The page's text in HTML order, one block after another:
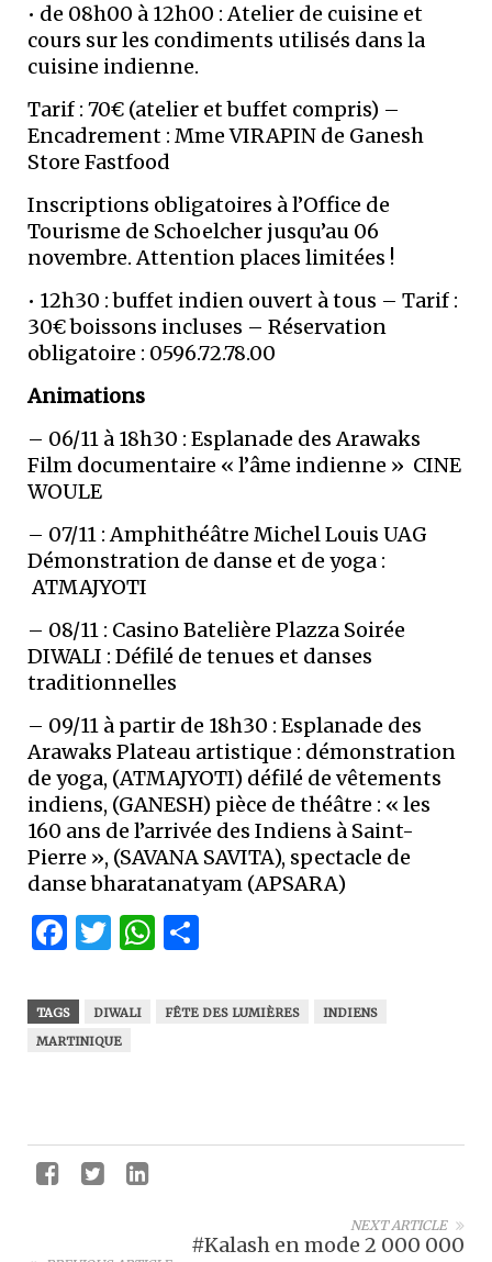
• de 08h00 à 12h00 : Atelier de cuisine et
cours sur les condiments utilisés dans la
cuisine indienne.
Tarif : 70€ (atelier et buffet compris) –
Encadrement : Mme VIRAPIN de Ganesh
Store Fastfood
Inscriptions obligatoires à l’Office de
Tourisme de Schoelcher jusqu’au 06
novembre. Attention places limitées !
• 12h30 : buffet indien ouvert à tous – Tarif :
30€ boissons incluses – Réservation
obligatoire : 0596.72.78.00
Animations
– 06/11 à 18h30 : Esplanade des Arawaks
Film documentaire « l’âme indienne » CINE
WOULE
– 07/11 : Amphithéâtre Michel Louis UAG
Démonstration de danse et de yoga :
ATMAJYOTI
– 08/11 : Casino Batelière Plazza Soirée
DIWALI : Défilé de tenues et danses
traditionnelles
– 09/11 à partir de 18h30 : Esplanade des
Arawaks Plateau artistique : démonstration
de yoga, (ATMAJYOTI) défilé de vêtements
indiens, (GANESH) pièce de théâtre : « les
160 ans de l’arrivée des Indiens à Saint-
Pierre », (SAVANA SAVITA), spectacle de
danse bharatanatyam (APSARA)
Facebook
Twitter
WhatsApp
TAGS DIWALI FÊTE DES LUMIÈRES
INDIENS
MARTINIQUE
NEXT ARTICLE
#Kalash en mode 2 000 000